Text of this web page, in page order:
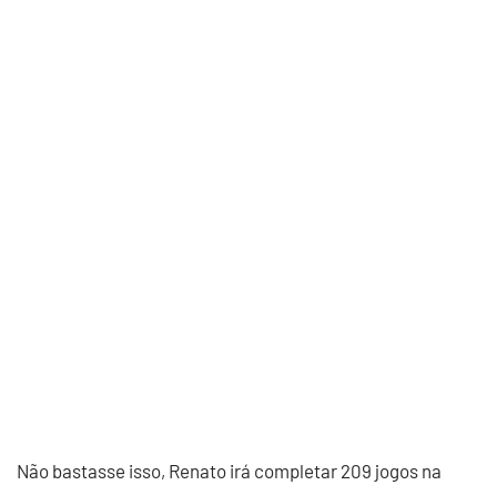
Não bastasse isso, Renato irá completar 209 jogos na